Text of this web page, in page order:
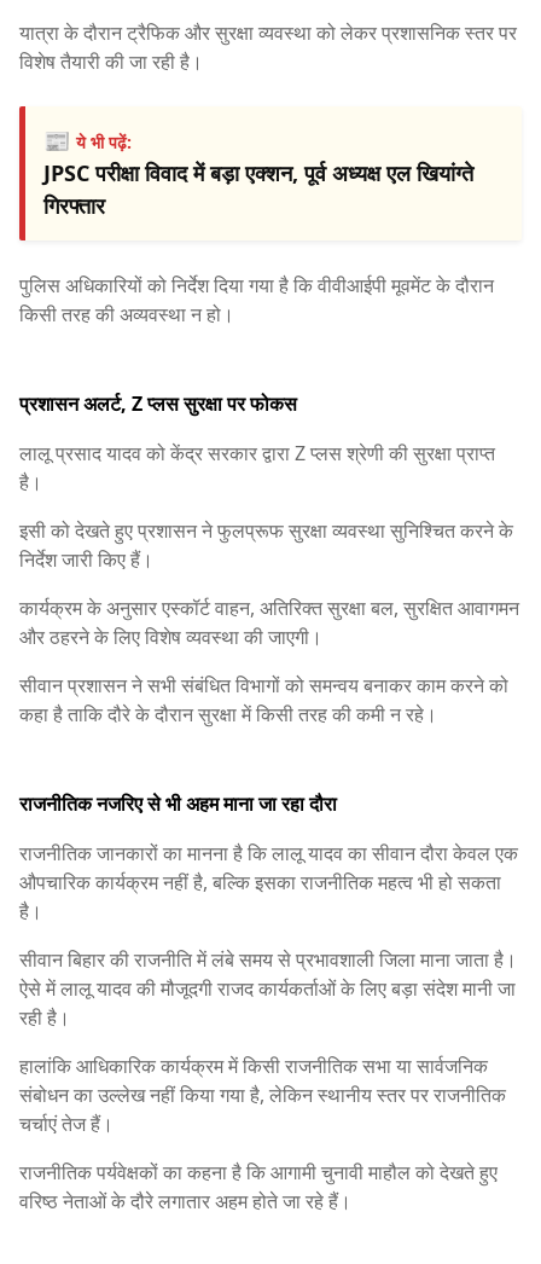
यात्रा के दौरान ट्रैफिक और सुरक्षा व्यवस्था को लेकर प्रशासनिक स्तर पर
विशेष तैयारी की जा रही है।
📰ये भी पढ़ें:
JPSC परीक्षा विवाद में बड़ा एक्शन, पूर्व अध्यक्ष एल खियांग्ते
गिरफ्तार
पुलिस अधिकारियों को निर्देश दिया गया है कि वीवीआईपी मूवमेंट के दौरान
किसी तरह की अव्यवस्था न हो।
प्रशासन अलर्ट, Z प्लस सुरक्षा पर फोकस
लालू प्रसाद यादव को केंद्र सरकार द्वारा Z प्लस श्रेणी की सुरक्षा प्राप्त
है।
इसी को देखते हुए प्रशासन ने फुलप्रूफ सुरक्षा व्यवस्था सुनिश्चित करने के
निर्देश जारी किए हैं।
कार्यक्रम के अनुसार एस्कॉर्ट वाहन, अतिरिक्त सुरक्षा बल, सुरक्षित आवागमन
और ठहरने के लिए विशेष व्यवस्था की जाएगी।
सीवान प्रशासन ने सभी संबंधित विभागों को समन्वय बनाकर काम करने को
कहा है ताकि दौरे के दौरान सुरक्षा में किसी तरह की कमी न रहे।
राजनीतिक नजरिए से भी अहम माना जा रहा दौरा
राजनीतिक जानकारों का मानना है कि लालू यादव का सीवान दौरा केवल एक
औपचारिक कार्यक्रम नहीं है, बल्कि इसका राजनीतिक महत्व भी हो सकता
है।
सीवान बिहार की राजनीति में लंबे समय से प्रभावशाली जिला माना जाता है।
ऐसे में लालू यादव की मौजूदगी राजद कार्यकर्ताओं के लिए बड़ा संदेश मानी जा
रही है।
हालांकि आधिकारिक कार्यक्रम में किसी राजनीतिक सभा या सार्वजनिक
संबोधन का उल्लेख नहीं किया गया है, लेकिन स्थानीय स्तर पर राजनीतिक
चर्चाएं तेज हैं।
राजनीतिक पर्यवेक्षकों का कहना है कि आगामी चुनावी माहौल को देखते हुए
वरिष्ठ नेताओं के दौरे लगातार अहम होते जा रहे हैं।